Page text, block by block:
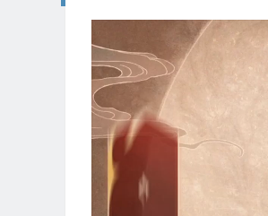
频
播
放
器